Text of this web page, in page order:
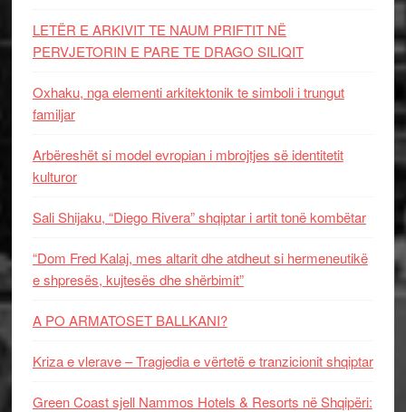
LETËR E ARKIVIT TE NAUM PRIFTIT NË
PERVJETORIN E PARE TE DRAGO SILIQIT
Oxhaku, nga elementi arkitektonik te simboli i trungut
familjar
Arbëreshët si model evropian i mbrojtjes së identitetit
kulturor
Sali Shijaku, “Diego Rivera” shqiptar i artit tonë kombëtar
“Dom Fred Kalaj, mes altarit dhe atdheut si hermeneutikë
e shpresës, kujtesës dhe shërbimit”
A PO ARMATOSET BALLKANI?
Kriza e vlerave – Tragjedia e vërtetë e tranzicionit shqiptar
Green Coast sjell Nammos Hotels & Resorts në Shqipëri: